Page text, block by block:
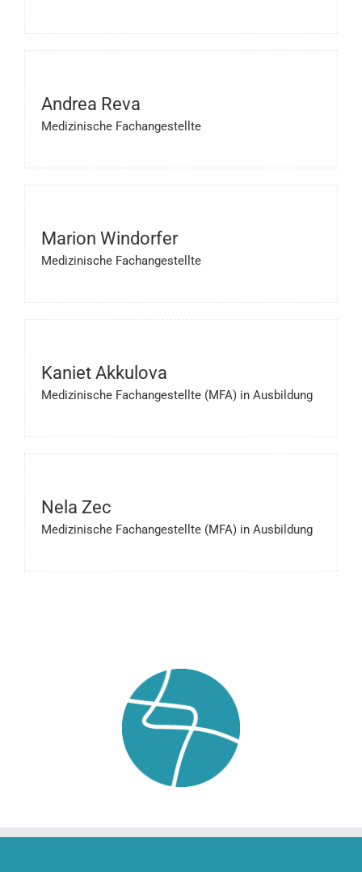
Andrea Reva
Medizinische Fachangestellte
Marion Windorfer
Medizinische Fachangestellte
Kaniet Akkulova
Medizinische Fachangestellte (MFA) in Ausbildung
Nela Zec
Medizinische Fachangestellte (MFA) in Ausbildung